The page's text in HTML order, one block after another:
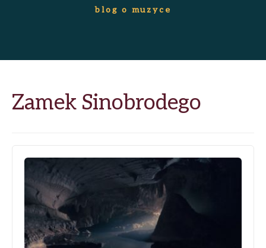
blog o muzyce
Zamek Sinobrodego